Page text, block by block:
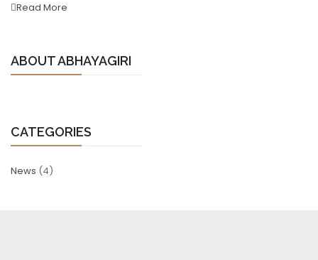
ABOUT ABHAYAGIRI
CATEGORIES
News (4)
Read More